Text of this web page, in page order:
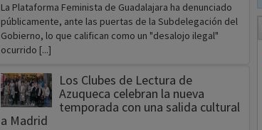
La Plataforma Feminista de Guadalajara ha denunciado
públicamente, ante las puertas de la Subdelegación del
Gobierno, lo que califican como un "desalojo ilegal"
ocurrido [...]
Los Clubes de Lectura de
Azuqueca celebran la nueva
temporada con una salida cultural
a Madrid